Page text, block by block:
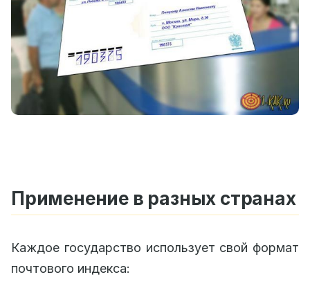
Применение в разных странах
Каждое государство использует свой формат
почтового индекса: